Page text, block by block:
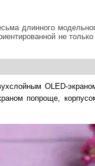
длинного
не
OLED-
попроще,